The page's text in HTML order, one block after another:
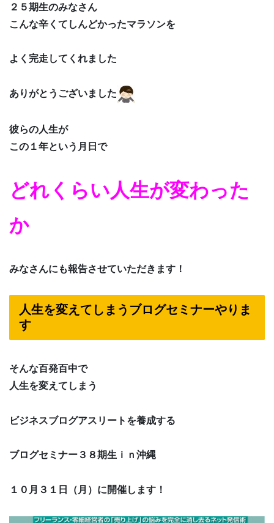
２５期生のみなさん
こんな辛くてしんどかったマラソンを
よく完走してくれました
ありがとうございました
彼らの人生が
この１年という月日で
どれくらい人生が変わった
か
みなさんにも報告させていただきます！
人生を変えてしまうブログセミナーやりま
す
そんな百発百中で
人生を変えてしまう
ビジネスブログアスリートを養成する
ブログセミナー３８期生ｉｎ沖縄
１０月３１日（月）に開催します！